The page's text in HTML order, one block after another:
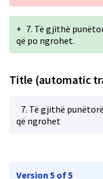
+ 7. Të gjithë
që po ngrohet.
Title (automatic
7. Të gjithë
që ngrohet
Version 5 of 5